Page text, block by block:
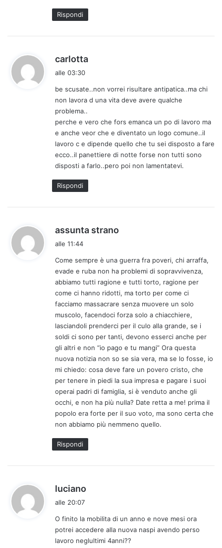
Rispondi
carlotta
e
t
o
:
alle 03:30
be scusate..non vorrei risultare antipatica..ma chi
non lavora d una vita deve avere qualche
problema..
perche e vero che fors emanca un po di lavoro ma
e anche veor che e diventato un logo comune..il
lavoro c e dipende quello che tu sei disposto a fare
ecco..il panettiere di notte forse non tutti sono
disposti a farlo..pero poi non lamentatevi.
Rispondi
assunta strano
e
t
o
alle 11:44
Come sempre è una guerra fra poveri, chi arraffa,
evade e ruba non ha problemi di sopravvivenza,
abbiamo tutti ragione e tutti torto, ragione per
come ci hanno ridotti, ma torto per come ci
facciamo massacrare senza muovere un solo
muscolo, facendoci forza solo a chiacchiere,
lasciandoli prenderci per il culo alla grande, se i
soldi ci sono per tanti, devono esserci anche per
gli altri e non “io pago e tu mangi” Ora questa
nuova notizia non so se sia vera, ma se lo fosse, io
mi chiedo: cosa deve fare un povero cristo, che
per tenere in piedi la sua impresa e pagare i suoi
operai padri di famiglia, si è venduto anche gli
occhi, e non ha più nulla? Date retta a me! prima il
popolo era forte per il suo voto, ma sono certa che
non abbiamo più nemmeno quello.
Rispondi
luciano
e
t
t
alle 20:07
O finito la mobilita di un anno e nove mesi ora
potrei accedere alla nuova naspi avendo perso
lavoro neglultimi 4anni??